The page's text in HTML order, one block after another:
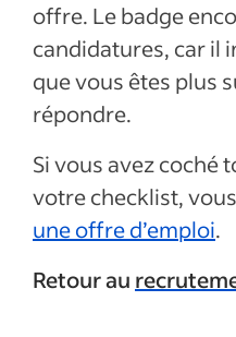
offre. Le badge
candidatures, car il
que vous êtes plus
répondre.
Si vous avez coché
votre checklist,
une offre d’emploi.
Retour au